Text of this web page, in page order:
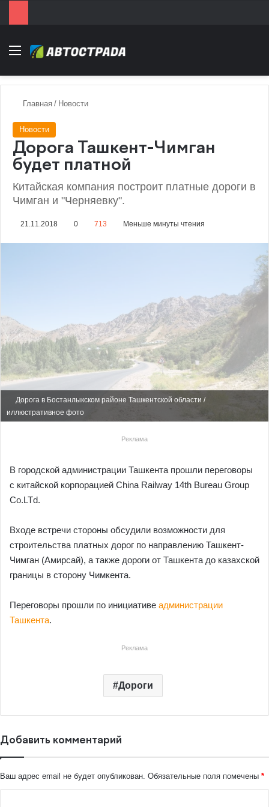
Menu
Главная / Новости
Новости
Дорога Ташкент-Чимган
будет платной
Китайская компания построит платные дороги в
Чимган и "Черняевку".
21.11.2018 0 713 Меньше минуты чтения
Дорога в Бостанлыкском районе Ташкентской области /
иллюстративное фото
Реклама
В городской администрации Ташкента прошли переговоры
с китайской корпорацией Сhina Railway 14th Bureau Group
Сo.LTd.
Входе встречи стороны обсудили возможности для
строительства платных дорог по направлению Ташкент-
Чимган (Амирсай), а также дороги от Ташкента до казахской
границы в сторону Чимкента.
Переговоры прошли по инициативе администрации
Ташкента.
Реклама
Дороги
Добавить комментарий
Ваш адрес email не будет опубликован. Обязательные поля помечены *